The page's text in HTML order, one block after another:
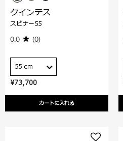
¥73,700
カートに入れる
クインテス
スピナー55
0.0 (0)
55 cm